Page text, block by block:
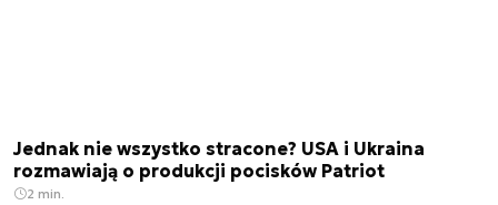
Jednak nie wszystko stracone? USA i Ukraina
rozmawiają o produkcji pocisków Patriot
2 min.